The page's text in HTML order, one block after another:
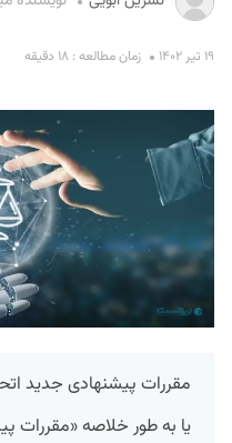
۱۹ تیر ۱۴۰۲ زمان مطالعه : ۱۸ دقیقه
مقررات پیشنهادی جدید
یا به طور خلاصه